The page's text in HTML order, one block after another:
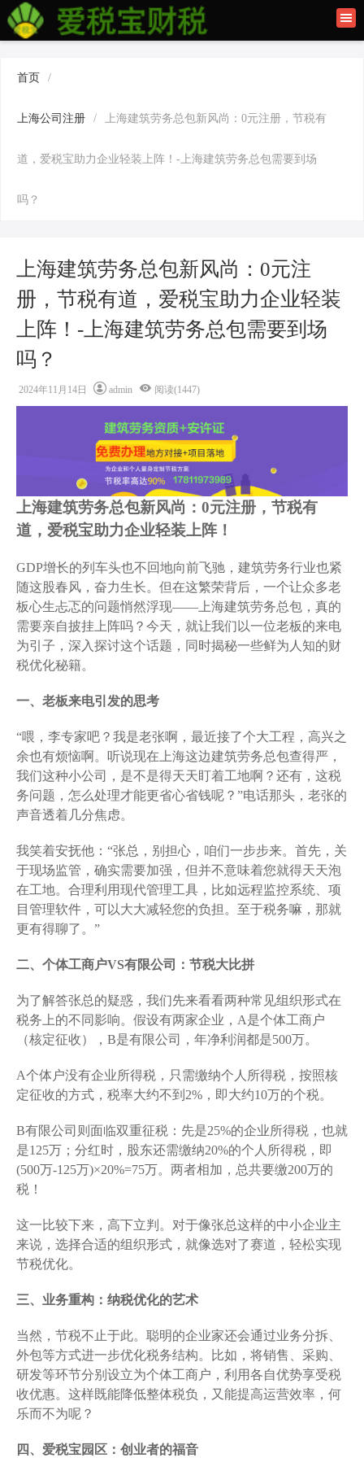
首页
首页 /
上海公司注册 / 上海建筑劳务总包新风尚：0元注册，节税有
道，爱税宝助力企业轻装上阵！-上海建筑劳务总包需要到场
吗？
上海建筑劳务总包新风尚：0元注
册，节税有道，爱税宝助力企业轻装
上阵！-上海建筑劳务总包需要到场
吗？
2024年11月14日 admin 阅读(1447)
上海建筑劳务总包新风尚：0元注册，节税有
道，爱税宝助力企业轻装上阵！
GDP增长的列车头也不回地向前飞驰，建筑劳务行业也紧
随这股春风，奋力生长。但在这繁荣背后，一个让众多老
板心生忐忑的问题悄然浮现——上海建筑劳务总包，真的
需要亲自披挂上阵吗？今天，就让我们以一位老板的来电
为引子，深入探讨这个话题，同时揭秘一些鲜为人知的财
税优化秘籍。
一、老板来电引发的思考
“喂，李专家吧？我是老张啊，最近接了个大工程，高兴之
余也有烦恼啊。听说现在上海这边建筑劳务总包查得严，
我们这种小公司，是不是得天天盯着工地啊？还有，这税
务问题，怎么处理才能更省心省钱呢？”电话那头，老张的
声音透着几分焦虑。
我笑着安抚他：“张总，别担心，咱们一步步来。首先，关
于现场监管，确实需要加强，但并不意味着您就得天天泡
在工地。合理利用现代管理工具，比如远程监控系统、项
目管理软件，可以大大减轻您的负担。至于税务嘛，那就
更有得聊了。”
二、个体工商户VS有限公司：节税大比拼
为了解答张总的疑惑，我们先来看看两种常见组织形式在
税务上的不同影响。假设有两家企业，A是个体工商户
（核定征收），B是有限公司，年净利润都是500万。
A个体户没有企业所得税，只需缴纳个人所得税，按照核
定征收的方式，税率大约不到2%，即大约10万的个税。
B有限公司则面临双重征税：先是25%的企业所得税，也就
是125万；分红时，股东还需缴纳20%的个人所得税，即
(500万-125万)×20%=75万。两者相加，总共要缴200万的
税！
这一比较下来，高下立判。对于像张总这样的中小企业主
来说，选择合适的组织形式，就像选对了赛道，轻松实现
节税优化。
三、业务重构：纳税优化的艺术
当然，节税不止于此。聪明的企业家还会通过业务分拆、
外包等方式进一步优化税务结构。比如，将销售、采购、
研发等环节分别设立为个体工商户，利用各自优势享受税
收优惠。这样既能降低整体税负，又能提高运营效率，何
乐而不为呢？
四、爱税宝园区：创业者的福音